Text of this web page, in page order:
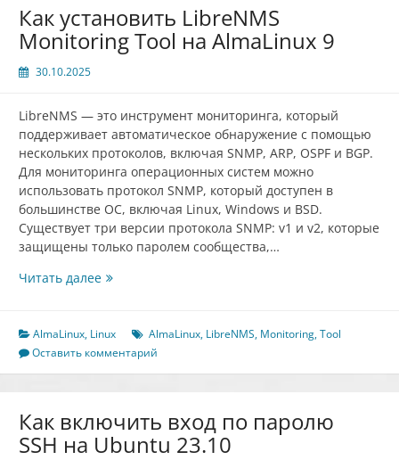
Как установить LibreNMS
Monitoring Tool на AlmaLinux 9
30.10.2025
LibreNMS — это инструмент мониторинга, который
поддерживает автоматическое обнаружение с помощью
нескольких протоколов, включая SNMP, ARP, OSPF и BGP.
Для мониторинга операционных систем можно
использовать протокол SNMP, который доступен в
большинстве ОС, включая Linux, Windows и BSD.
Существует три версии протокола SNMP: v1 и v2, которые
защищены только паролем сообщества,…
Читать далееКак
Monitoring
Tool
на
AlmaLinux, Linux AlmaLinux, LibreNMS, Monitoring,Tool
Оставить комментарий
Как включить вход по паролю
SSH на Ubuntu 23.10